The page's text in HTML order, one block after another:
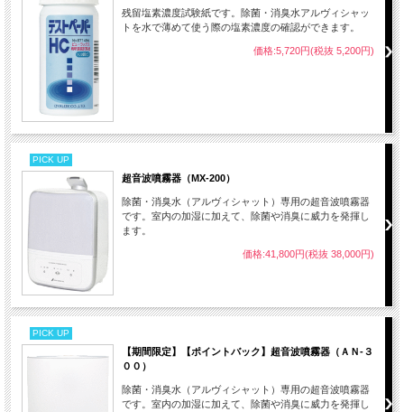
残留塩素濃度試験紙です。除菌・消臭水アルヴィシャッ
トを水で薄めて使う際の塩素濃度の確認ができます。
価格:5,720円(税抜 5,200円)
PICK UP
超音波噴霧器（MX-200）
除菌・消臭水（アルヴィシャット）専用の超音波噴霧器
です。室内の加湿に加えて、除菌や消臭に威力を発揮し
ます。
価格:41,800円(税抜 38,000円)
PICK UP
【期間限定】【ポイントバック】超音波噴霧器（ＡＮ-３
００）
除菌・消臭水（アルヴィシャット）専用の超音波噴霧器
です。室内の加湿に加えて、除菌や消臭に威力を発揮し